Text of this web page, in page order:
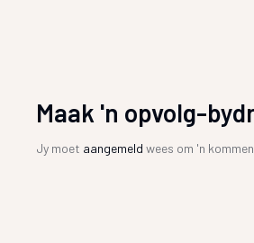
Maak 'n opvolg-
Jy moet aangemeld wees om 'n